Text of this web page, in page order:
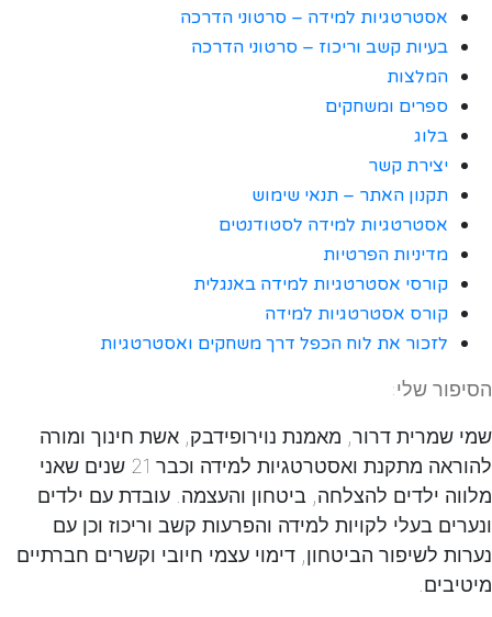
אסטרטגיות למידה – סרטוני הדרכה
בעיות קשב וריכוז – סרטוני הדרכה
המלצות
ספרים ומשחקים
בלוג
יצירת קשר
תקנון האתר – תנאי שימוש
אסטרטגיות למידה לסטודנטים
מדיניות הפרטיות
קורסי אסטרטגיות למידה באנגלית
קורס אסטרטגיות למידה
לזכור את לוח הכפל דרך משחקים ואסטרטגיות
הסיפור שלי:
שמי שמרית דרור, מאמנת נוירופידבק, אשת חינוך ומורה
להוראה מתקנת ואסטרטגיות למידה וכבר 21 שנים שאני
מלווה ילדים להצלחה, ביטחון והעצמה. עובדת עם ילדים
ונערים בעלי לקויות למידה והפרעות קשב וריכוז וכן עם
נערות לשיפור הביטחון, דימוי עצמי חיובי וקשרים חברתיים
מיטיבים.